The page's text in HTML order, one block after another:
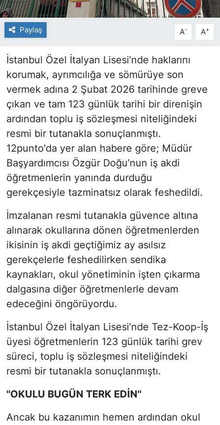
Paylaş A- A+
İstanbul Özel İtalyan Lisesi’nde haklarını
korumak, ayrımcılığa ve sömürüye son
vermek adına 2 Şubat 2026 tarihinde greve
çıkan ve tam 123 günlük tarihi bir direnişin
ardından toplu iş sözleşmesi niteliğindeki
resmi bir tutanakla sonuçlanmıştı.
12punto'da yer alan habere göre; Müdür
Başyardımcısı Özgür Doğu’nun iş akdi
öğretmenlerin yanında durduğu
gerekçesiyle tazminatsız olarak feshedildi.
İmzalanan resmi tutanakla güvence altına
alınarak okullarına dönen öğretmenlerden
ikisinin iş akdi geçtiğimiz ay asılsız
gerekçelerle feshedilirken sendika
kaynakları, okul yönetiminin işten çıkarma
dalgasına diğer öğretmenlerle devam
edeceğini öngörüyordu.
İstanbul Özel İtalyan Lisesi’nde Tez-Koop-İş
üyesi öğretmenlerin 123 günlük tarihi grev
süreci, toplu iş sözleşmesi niteliğindeki
resmi bir tutanakla sonuçlanmıştı.
''OKULU BUGÜN TERK EDİN''
Ancak bu kazanımın hemen ardından okul